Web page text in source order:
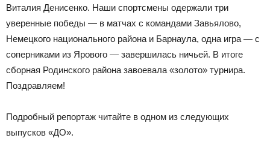
Виталия Денисенко. Наши спортсмены одержали три
уверенные победы — в матчах с командами Завьялово,
Немецкого национального района и Барнаула, одна игра — с
соперниками из Ярового — завершилась ничьей. В итоге
сборная Родинского района завоевала «золото» турнира.
Поздравляем!
Подробный репортаж читайте в одном из следующих
выпусков «ДО».